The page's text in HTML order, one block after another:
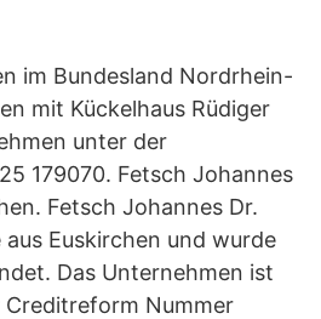
im Bundesland Nordrhein-
mit Kückelhaus Rüdiger
unter der
179070. Fetsch Johannes
Fetsch Johannes Dr.
Euskirchen und wurde
Das Unternehmen ist
Nummer